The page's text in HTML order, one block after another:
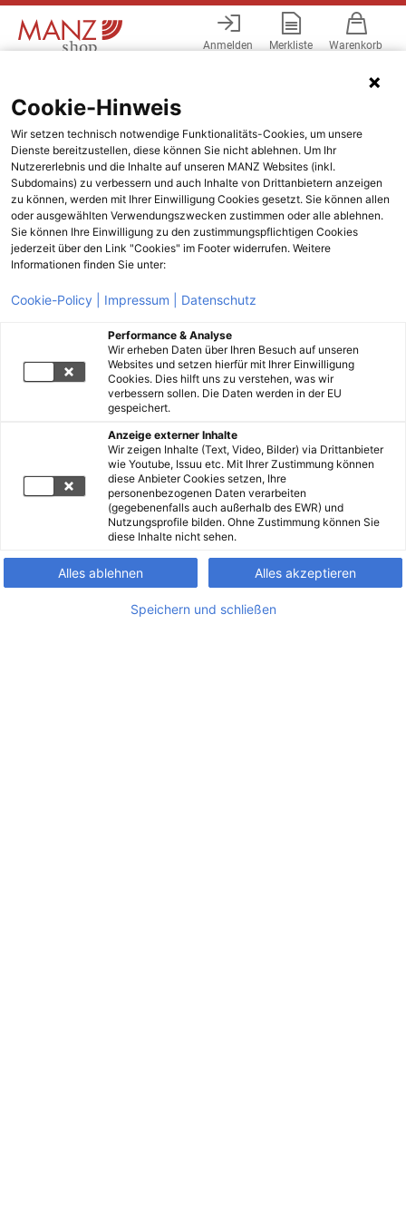
Anmelden Merkliste Warenkorb
Cookie-Hinweis
Wir setzen technisch notwendige Funktionalitäts-Cookies, um unsere
Dienste bereitzustellen, diese können Sie nicht ablehnen. Um Ihr
Nutzererlebnis und die Inhalte auf unseren MANZ Websites (inkl.
Subdomains) zu verbessern und auch Inhalte von Drittanbietern anzeigen
zu können, werden mit Ihrer Einwilligung Cookies gesetzt. Sie können allen
oder ausgewählten Verwendungszwecken zustimmen oder alle ablehnen.
Sie können Ihre Einwilligung zu den zustimmungspflichtigen Cookies
jederzeit über den Link "Cookies" im Footer widerrufen. Weitere
Informationen finden Sie unter:
Cookie-Policy | Impressum | Datenschutz
Performance & Analyse
Wir erheben Daten über Ihren Besuch auf unseren
Websites und setzen hierfür mit Ihrer Einwilligung
Cookies. Dies hilft uns zu verstehen, was wir
verbessern sollen. Die Daten werden in der EU
gespeichert.
Anzeige externer Inhalte
Wir zeigen Inhalte (Text, Video, Bilder) via Drittanbieter
wie Youtube, Issuu etc. Mit Ihrer Zustimmung können
diese Anbieter Cookies setzen, Ihre
personenbezogenen Daten verarbeiten
(gegebenenfalls auch außerhalb des EWR) und
Nutzungsprofile bilden. Ohne Zustimmung können Sie
diese Inhalte nicht sehen.
Alles ablehnen Alles akzeptieren
Speichern und schließen